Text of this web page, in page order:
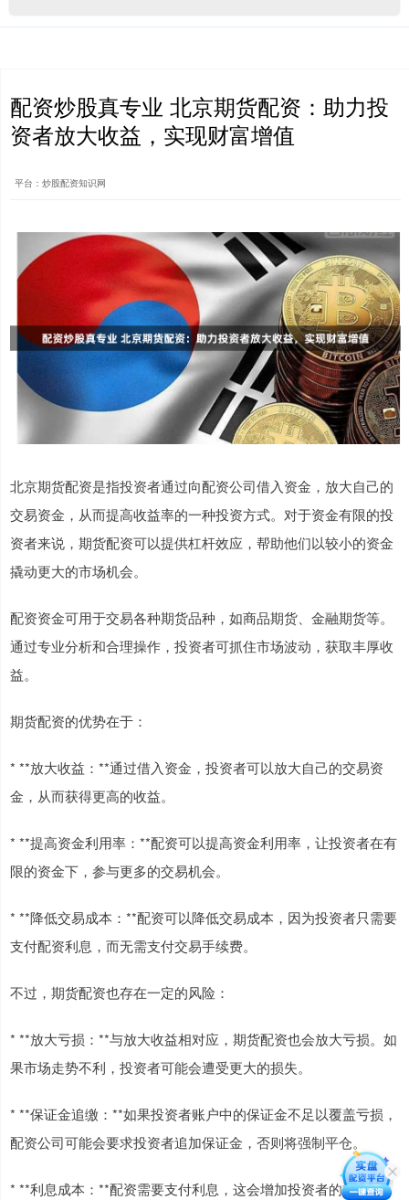
配资炒股真专业 北京期货配资：助力投
资者放大收益，实现财富增值
平台：炒股配资知识网
北京期货配资是指投资者通过向配资公司借入资金，放大自己的
交易资金，从而提高收益率的一种投资方式。对于资金有限的投
资者来说，期货配资可以提供杠杆效应，帮助他们以较小的资金
撬动更大的市场机会。
配资资金可用于交易各种期货品种，如商品期货、金融期货等。
通过专业分析和合理操作，投资者可抓住市场波动，获取丰厚收
益。
期货配资的优势在于：
* **放大收益：**通过借入资金，投资者可以放大自己的交易资
金，从而获得更高的收益。
* **提高资金利用率：**配资可以提高资金利用率，让投资者在有
限的资金下，参与更多的交易机会。
* **降低交易成本：**配资可以降低交易成本，因为投资者只需要
支付配资利息，而无需支付交易手续费。
不过，期货配资也存在一定的风险：
* **放大亏损：**与放大收益相对应，期货配资也会放大亏损。如
果市场走势不利，投资者可能会遭受更大的损失。
* **保证金追缴：**如果投资者账户中的保证金不足以覆盖亏损，
配资公司可能会要求投资者追加保证金，否则将强制平仓。
* **利息成本：**配资需要支付利息，这会增加投资者的交易成